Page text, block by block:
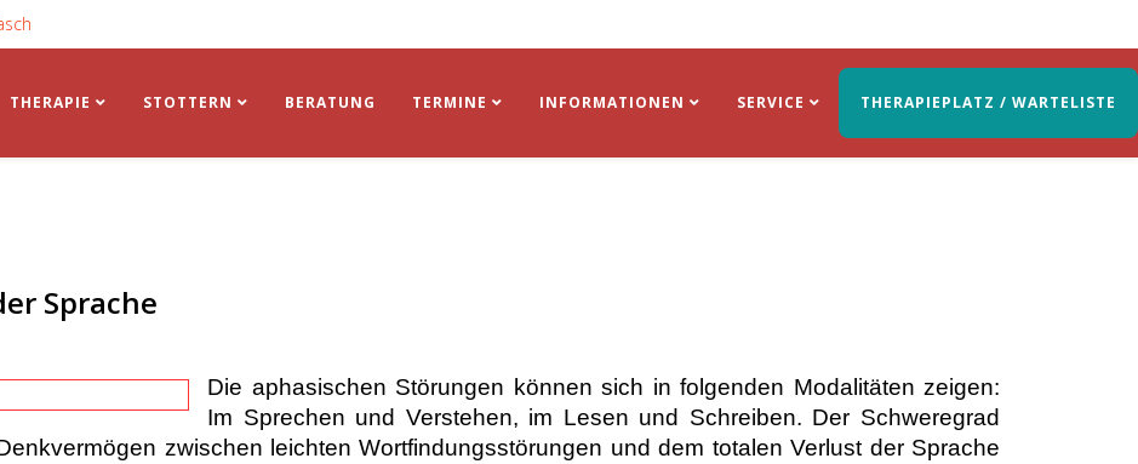
THERAPIE STOTTERN BERATUNG TERMINE INFORMATIONEN SERVICE THERAPIEPLATZ / WARTELISTE
Sprache
Die aphasischen Störungen können sich in folgenden Modalitäten zeigen:
Im Sprechen und Verstehen, im Lesen und Schreiben. Der Schweregrad
zwischen leichten Wortfindungsstörungen und dem totalen Verlust der Sprache